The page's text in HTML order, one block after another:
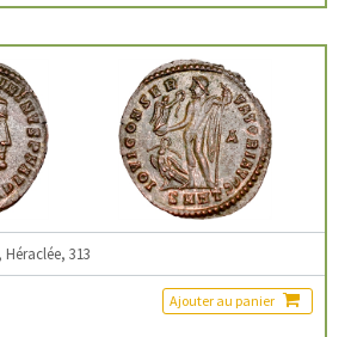
313
Ajouter au panier